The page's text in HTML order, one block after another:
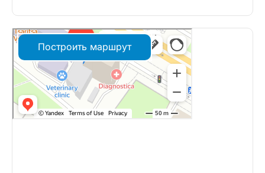
Построить маршрут